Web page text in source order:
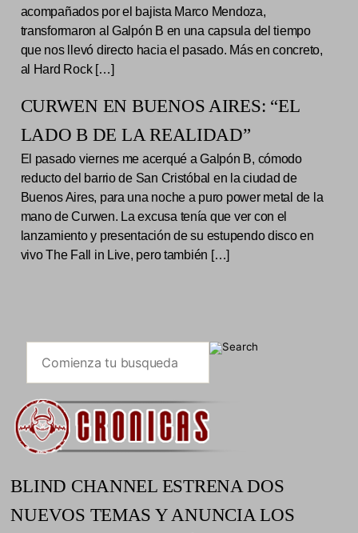
acompañados por el bajista Marco Mendoza,
transformaron al Galpón B en una capsula del tiempo
que nos llevó directo hacia el pasado. Más en concreto,
al Hard Rock […]
CURWEN EN BUENOS AIRES: “EL
LADO B DE LA REALIDAD”
El pasado viernes me acerqué a Galpón B, cómodo
reducto del barrio de San Cristóbal en la ciudad de
Buenos Aires, para una noche a puro power metal de la
mano de Curwen. La excusa tenía que ver con el
lanzamiento y presentación de su estupendo disco en
vivo The Fall in Live, pero también […]
BLIND CHANNEL ESTRENA DOS
NUEVOS TEMAS Y ANUNCIA LOS